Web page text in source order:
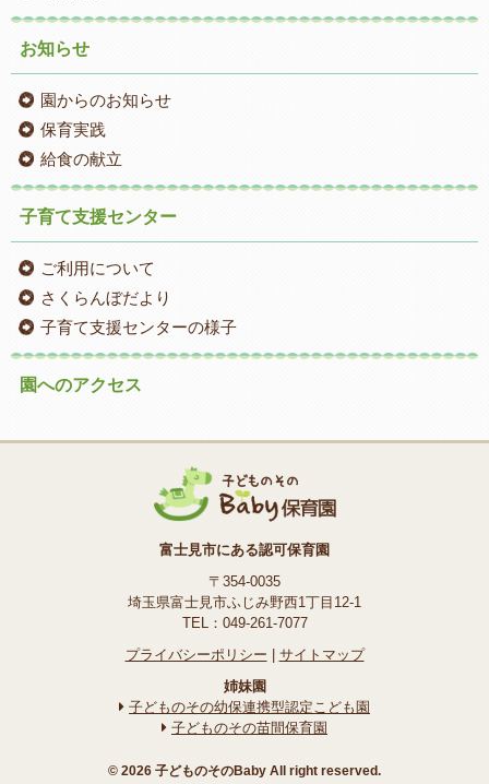
お知らせ
園からのお知らせ
保育実践
給食の献立
子育て支援センター
ご利用について
さくらんぼだより
子育て支援センターの様子
園へのアクセス
富士見市にある認可保育園
〒354-0035
埼玉県富士見市ふじみ野西1丁目12-1
TEL：049-261-7077
プライバシーポリシー | サイトマップ
姉妹園
子どものその幼保連携型認定こども園
子どものその苗間保育園
© 2026 子どものそのBaby All right reserved.